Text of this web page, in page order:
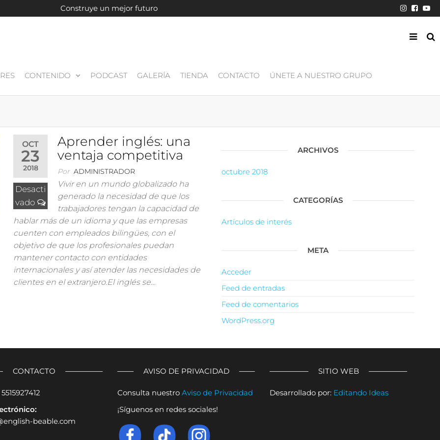
Construye un mejor futuro
CONTENIDO PODCAST GALERÍA TIENDA CONTACTO ÚNETE A NUESTRO GRUPO
OCT
23
2018
Desacti
vado
Aprender inglés: una
ventaja competitiva
Por ADMINISTRADOR
Vivir en un mundo globalizado ha
generado la necesidad de que los
trabajadores tengan la capacidad de
hablar más de un idioma y que las empresas
cuenten con empleados bilingües, con el
objetivo de que los profesionales puedan
mantener contacto con entidades
internacionales y así atender las necesidades de
clientes en el extranjero.El inglés se…
ARCHIVOS
octubre 2018
CATEGORÍAS
Artículos de interés
META
Acceder
Feed de entradas
Feed de comentarios
WordPress.org
CONTACTO
5515927412
beable.com
AVISO DE PRIVACIDAD
Consulta nuestro Aviso de Privacidad
¡Síguenos en redes sociales!
SITIO WEB
Desarrollado por: Editando Ideas